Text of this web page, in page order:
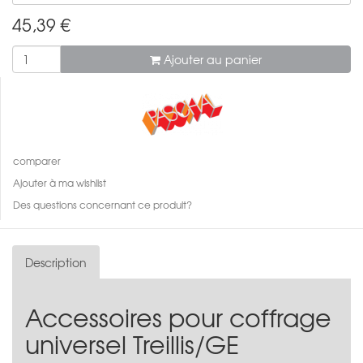
45,39 €
Ajouter au panier
comparer
Ajouter à ma wishlist
Des questions concernant ce produit?
Description
Accessoires pour coffrage
universel Treillis/GE